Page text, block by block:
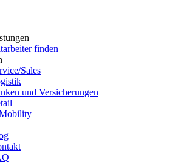
finden
Sales
und Versicherungen